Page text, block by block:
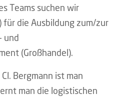
Teams suchen wir
die Ausbildung zum/zur
und
(Großhandel).
Bergmann ist man
man die logistischen